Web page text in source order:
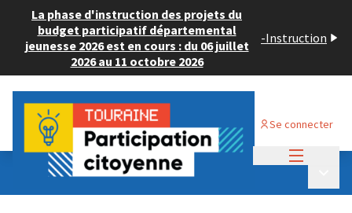
La phase d'instruction des projets du
budget participatif départemental
jeunesse 2026 est en cours : du 06 juillet
2026 au 11 octobre 2026
-Instruction
Se connecter
Budget Participatif JEUNESSE 2024
💡 Consulter les projets déposés